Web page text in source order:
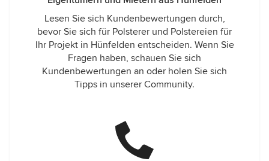
Lesen Sie sich Kundenbewertungen durch,
bevor Sie sich für Polsterer und Polstereien für
Ihr Projekt in Hünfelden entscheiden. Wenn Sie
Fragen haben, schauen Sie sich
Kundenbewertungen an oder holen Sie sich
Tipps in unserer Community.